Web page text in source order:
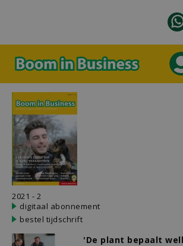
2021 - 2
digitaal abonnement
bestel tijdschrift
'De plant bepaalt